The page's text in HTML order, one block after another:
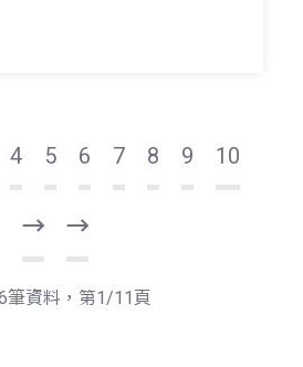
4 5 6 7 8 9 10
一
頁
後
一
筆資料，第1/11頁